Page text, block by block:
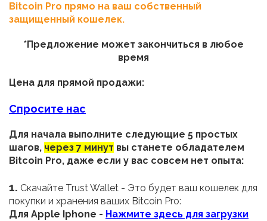
Bitcoin Pro прямо на ваш собственный
защищенный кошелек.
*Предложение может закончиться в любое
время
Цена для прямой продажи:
Спросите нас
Для начала выполните следующие 5 простых
шагов, через 7 минут вы станете обладателем
Bitcoin Pro, даже если у вас совсем нет опыта:
1. Скачайте Trust Wallet - Это будет ваш кошелек для
покупки и хранения ваших Bitcoin Pro:
Для Apple Iphone - Нажмите здесь для загрузки